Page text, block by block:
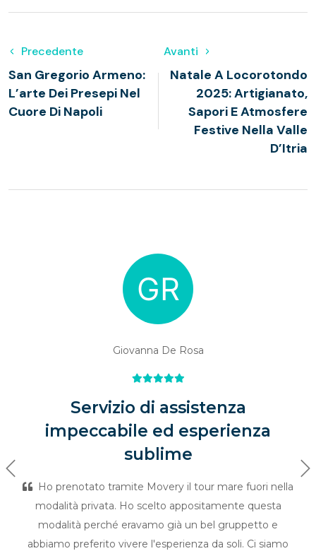
Precedente
San Gregorio Armeno:
L’arte Dei Presepi Nel
Cuore Di Napoli
Avanti
Natale A Locorotondo
2025: Artigianato,
Sapori E Atmosfere
Festive Nella Valle
D’Itria
Giovanna De Rosa
Servizio di assistenza
impeccabile ed esperienza
sublime
Ho prenotato tramite Movery il tour mare fuori nella
modalità privata. Ho scelto appositamente questa
modalità perché eravamo già un bel gruppetto e
abbiamo preferito vivere l'esperienza da soli. Ci siamo
Previous